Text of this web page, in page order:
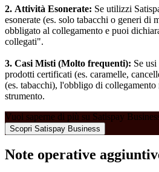
2. Attività Esonerate: Se utilizzi
esonerate (es. solo tabacchi o generi di
obbligato al collegamento e puoi
collegati".
3. Casi Misti (Molto frequenti): Se usi
prodotti certificati (es. caramelle,
(es. tabacchi), l'obbligo di
strumento.
Vuoi saperne di più su Satispay
Scopri Satispay Business
Note operative